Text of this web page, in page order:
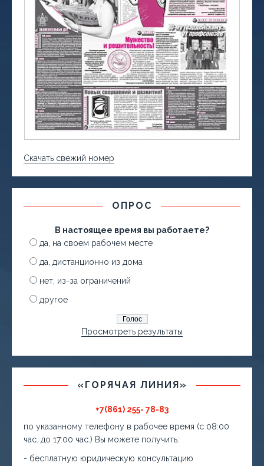
Скачать свежий номер
ОПРОС
В настоящее время вы работаете?
да, на своем рабочем месте
да, дистанционно из дома
нет, из-за ограничений
другое
Просмотреть результаты
«ГОРЯЧАЯ ЛИНИЯ»
+7(861) 255- 78-83
по указанному телефону в рабочее время (с 08:00
час. до 17:00 час.) Вы можете получить:
- бесплатную юридическую консультацию